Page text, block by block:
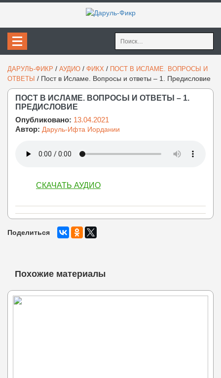
Найти:
ДАРУЛЬ-ФИКР / АУДИО / ФИКХ / ПОСТ В ИСЛАМЕ. ВОПРОСЫ И
ОТВЕТЫ / Пост в Исламе. Вопросы и ответы – 1. Предисловие
ПОСТ В ИСЛАМЕ. ВОПРОСЫ И ОТВЕТЫ – 1.
ПРЕДИСЛОВИЕ
Опубликовано: 13.04.2021
Автор: Даруль-Ифта Иордании
СКАЧАТЬ АУДИО
Поделиться
Похожие материалы